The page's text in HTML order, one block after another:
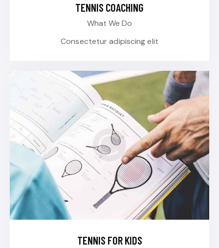
TENNIS COACHING
What We Do
Consectetur adipiscing elit
TENNIS FOR KIDS